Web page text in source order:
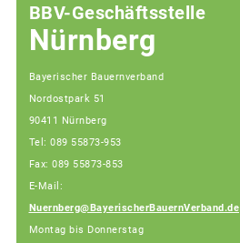
BBV-Geschäftsstelle
Nürnberg
Bayerischer Bauernverband
Nordostpark 51
90411 Nürnberg
Tel: 089 55873-953
Fax: 089 55873-853
E-Mail:
Nuernberg@BayerischerBauernVerband.de
Montag bis Donnerstag